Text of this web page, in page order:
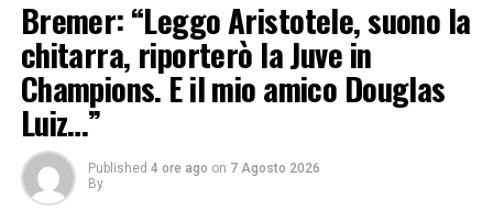
Bremer: “Leggo Aristotele, suono la
chitarra, riporterò la Juve in
Champions. E il mio amico Douglas
Luiz…”
Published 4 ore ago on 7 Agosto 2026
By